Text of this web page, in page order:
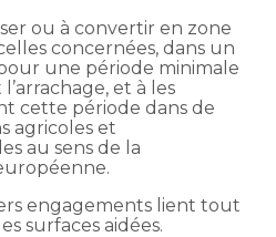
ou à convertir en zone
concernées, dans un
une période minimale
et à les
cette période dans de
agricoles et
au sens de la
engagements lient tout
surfaces aidées.